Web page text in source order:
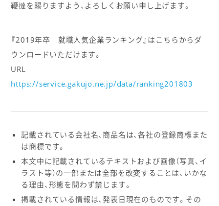
鞭撻を賜りますよう、よろしくお願い申し上げます。
『2019年卒 就職人気企業ランキング』はこちらからダ
ウンロードいただけます。
URL
https://service.gakujo.ne.jp/data/ranking201803
記載されている会社名、商品名は、各社の登録商標また
は商標です。
本文中に記載されているテキストおよび画像（写真、イ
ラスト等）の一部または全部を改変することは、いかな
る理由、形態を問わず禁じます。
掲載されている情報は、発表日現在のものです。その